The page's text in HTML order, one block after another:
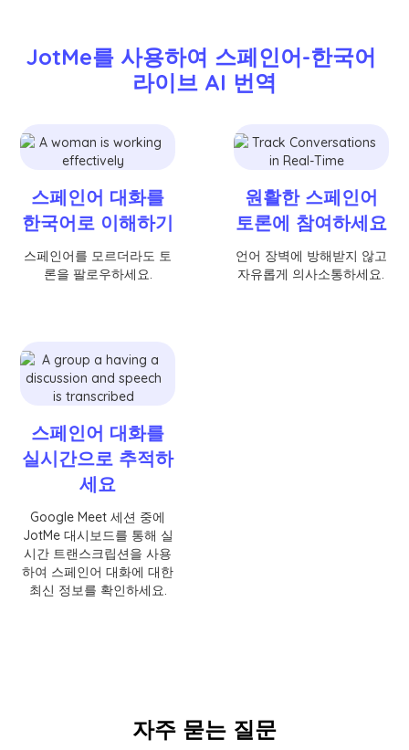
JotMe를 사용하여 스페인어-한국어
라이브 AI 번역
스페인어 대화를
한국어로 이해하기
스페인어를 모르더라도 토
론을 팔로우하세요.
원활한 스페인어
토론에 참여하세요
언어 장벽에 방해받지 않고
자유롭게 의사소통하세요.
스페인어 대화를
실시간으로 추적하
세요
Google Meet 세션 중에
JotMe 대시보드를 통해 실
시간 트랜스크립션을 사용
하여 스페인어 대화에 대한
최신 정보를 확인하세요.
자주 묻는 질문